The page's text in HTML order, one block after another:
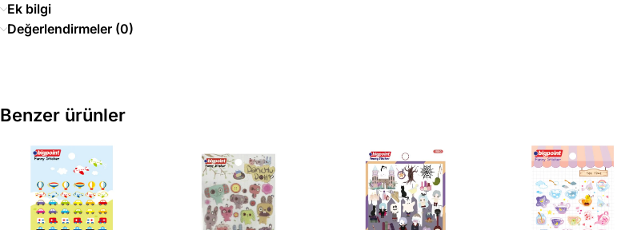
Ek bilgi
Değerlendirmeler (0)
Benzer ürünler